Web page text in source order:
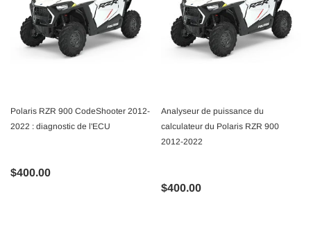
Polaris RZR 900 CodeShooter 2012-
2022 : diagnostic de l'ECU
$400.00
Analyseur de puissance du
calculateur du Polaris RZR 900
2012-2022
$400.00